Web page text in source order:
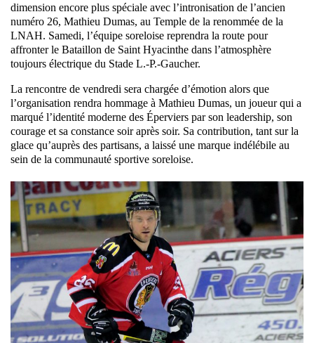
dimension encore plus spéciale avec l’intronisation de l’ancien
numéro 26, Mathieu Dumas, au Temple de la renommée de la
LNAH. Samedi, l’équipe soreloise reprendra la route pour
affronter le Bataillon de Saint Hyacinthe dans l’atmosphère
toujours électrique du Stade L.-P.-Gaucher.
La rencontre de vendredi sera chargée d’émotion alors que
l’organisation rendra hommage à Mathieu Dumas, un joueur qui a
marqué l’identité moderne des Éperviers par son leadership, son
courage et sa constance soir après soir. Sa contribution, tant sur la
glace qu’auprès des partisans, a laissé une marque indélébile au
sein de la communauté sportive soreloise.